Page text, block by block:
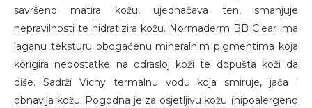
savršeno matira kožu, ujednačava ten, smanjuje
nepravilnosti te hidratizira kožu. Normaderm BB Clear ima
laganu teksturu obogaćenu mineralnim pigmentima koja
korigira nedostatke na odrasloj koži te dopušta koži da
diše. Sadrži Vichy termalnu vodu koja smiruje, jača i
obnavlja kožu. Pogodna je za osjetljivu kožu (hipoalergeno